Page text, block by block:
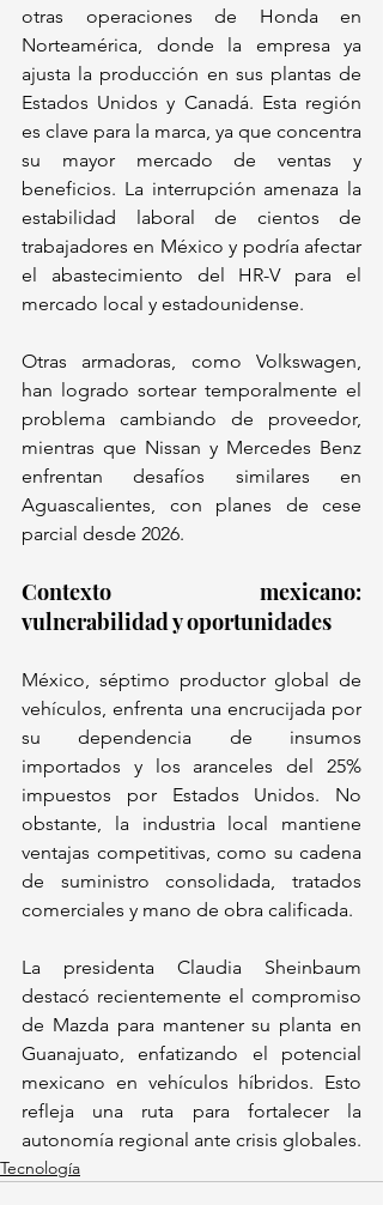
otras operaciones de Honda en
Norteamérica, donde la empresa ya
ajusta la producción en sus plantas de
Estados Unidos y Canadá. Esta región
es clave para la marca, ya que concentra
su mayor mercado de ventas y
beneficios. La interrupción amenaza la
estabilidad laboral de cientos de
trabajadores en México y podría afectar
el abastecimiento del HR-V para el
mercado local y estadounidense.
Otras armadoras, como Volkswagen,
han logrado sortear temporalmente el
problema cambiando de proveedor,
mientras que Nissan y Mercedes Benz
enfrentan desafíos similares en
Aguascalientes, con planes de cese
parcial desde 2026.
Contexto mexicano:
vulnerabilidad y oportunidades
México, séptimo productor global de
vehículos, enfrenta una encrucijada por
su dependencia de insumos
importados y los aranceles del 25%
impuestos por Estados Unidos. No
obstante, la industria local mantiene
ventajas competitivas, como su cadena
de suministro consolidada, tratados
comerciales y mano de obra calificada.
La presidenta Claudia Sheinbaum
destacó recientemente el compromiso
de Mazda para mantener su planta en
Guanajuato, enfatizando el potencial
mexicano en vehículos híbridos. Esto
refleja una ruta para fortalecer la
Tecnología